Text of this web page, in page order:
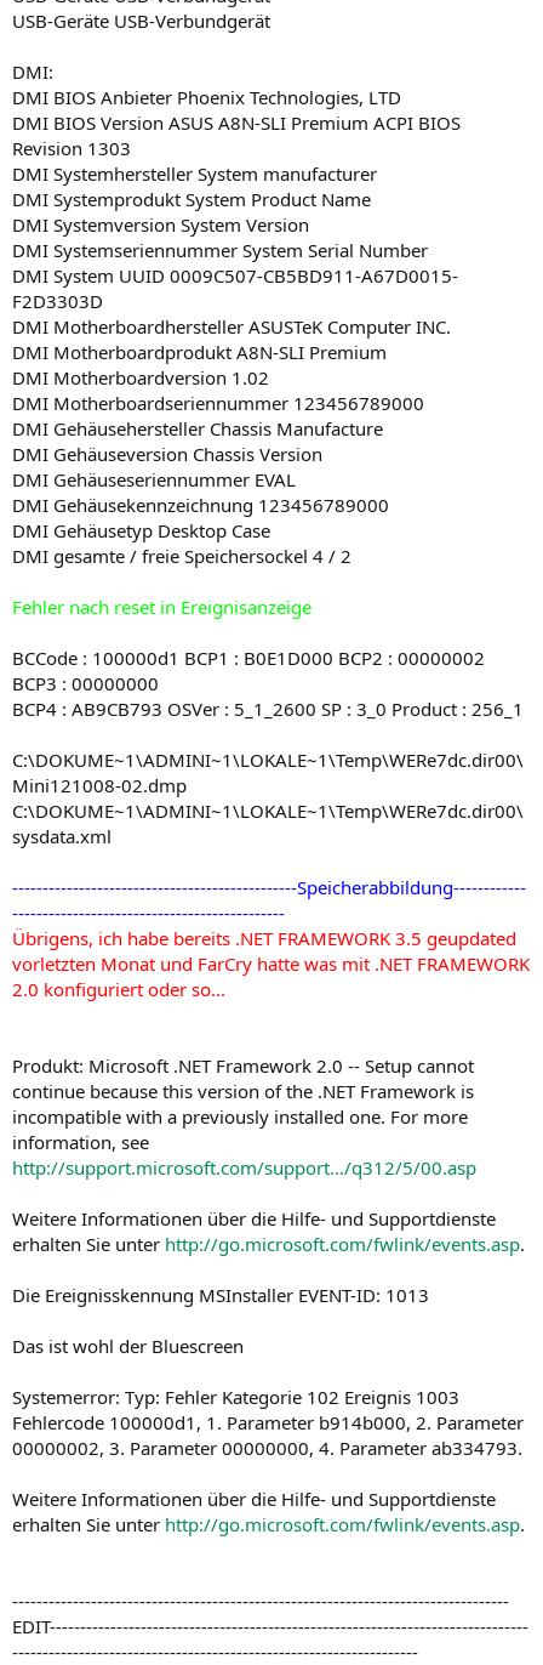
USB-Geräte USB-Verbundgerät
DMI:
DMI BIOS Anbieter Phoenix Technologies, LTD
DMI BIOS Version ASUS A8N-SLI Premium ACPI BIOS
Revision 1303
DMI Systemhersteller System manufacturer
DMI Systemprodukt System Product Name
DMI Systemversion System Version
DMI Systemseriennummer System Serial Number
DMI System UUID 0009C507-CB5BD911-A67D0015-
F2D3303D
DMI Motherboardhersteller ASUSTeK Computer INC.
DMI Motherboardprodukt A8N-SLI Premium
DMI Motherboardversion 1.02
DMI Motherboardseriennummer 123456789000
DMI Gehäusehersteller Chassis Manufacture
DMI Gehäuseversion Chassis Version
DMI Gehäuseseriennummer EVAL
DMI Gehäusekennzeichnung 123456789000
DMI Gehäusetyp Desktop Case
DMI gesamte / freie Speichersockel 4 / 2
Fehler nach reset in Ereignisanzeige
BCCode : 100000d1 BCP1 : B0E1D000 BCP2 : 00000002
BCP3 : 00000000
BCP4 : AB9CB793 OSVer : 5_1_2600 SP : 3_0 Product : 256_1
C:\DOKUME~1\ADMINI~1\LOKALE~1\Temp\WERe7dc.dir00\
Mini121008-02.dmp
C:\DOKUME~1\ADMINI~1\LOKALE~1\Temp\WERe7dc.dir00\
sysdata.xml
-----------------------------------------------Speicherabbildung------------
---------------------------------------------
Übrigens, ich habe bereits .NET FRAMEWORK 3.5 geupdated
vorletzten Monat und FarCry hatte was mit .NET FRAMEWORK
2.0 konfiguriert oder so...
Produkt: Microsoft .NET Framework 2.0 -- Setup cannot
continue because this version of the .NET Framework is
incompatible with a previously installed one. For more
information, see
http://support.microsoft.com/support.../q312/5/00.asp
Weitere Informationen über die Hilfe- und Supportdienste
erhalten Sie unter http://go.microsoft.com/fwlink/events.asp.
Die Ereignisskennung MSInstaller EVENT-ID: 1013
Das ist wohl der Bluescreen
Systemerror: Typ: Fehler Kategorie 102 Ereignis 1003
Fehlercode 100000d1, 1. Parameter b914b000, 2. Parameter
00000002, 3. Parameter 00000000, 4. Parameter ab334793.
Weitere Informationen über die Hilfe- und Supportdienste
erhalten Sie unter http://go.microsoft.com/fwlink/events.asp.
----------------------------------------------------------------------------------
EDIT-------------------------------------------------------------------------------
-------------------------------------------------------------------